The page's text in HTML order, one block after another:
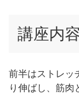
講座内
前半はストレッ
り伸ばし、筋肉